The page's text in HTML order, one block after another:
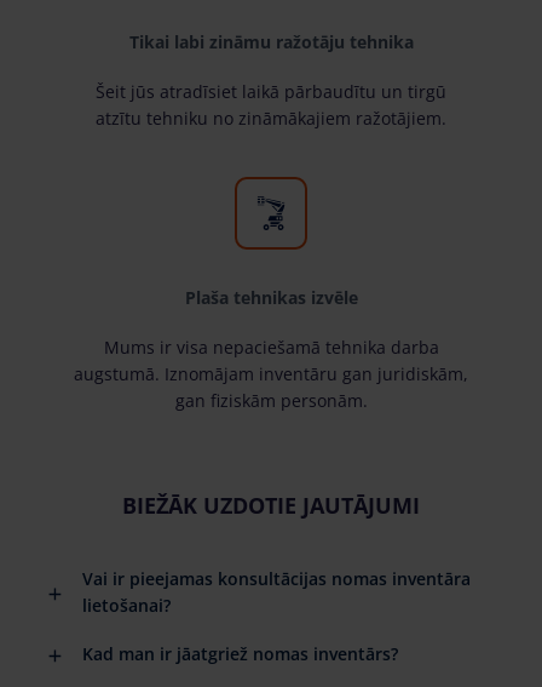
Tikai labi zināmu ražotāju tehnika
Šeit jūs atradīsiet laikā pārbaudītu un tirgū
atzītu tehniku no zināmākajiem ražotājiem.
Plaša tehnikas izvēle
Mums ir visa nepaciešamā tehnika darba
augstumā. Iznomājam inventāru gan juridiskām,
gan fiziskām personām.
BIEŽĀK UZDOTIE JAUTĀJUMI
Vai ir pieejamas konsultācijas nomas inventāra
lietošanai?
Kad man ir jāatgriež nomas inventārs?